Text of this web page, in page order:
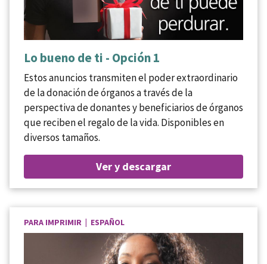
Lo bueno de ti - Opción 1
Estos anuncios transmiten el poder extraordinario
de la donación de órganos a través de la
perspectiva de donantes y beneficiarios de órganos
que reciben el regalo de la vida. Disponibles en
diversos tamaños.
Ver y descargar
PARA IMPRIMIR | ESPAÑOL